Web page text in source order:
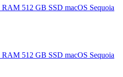
512 GB SSD macOS Sequoia
512 GB SSD macOS Sequoia